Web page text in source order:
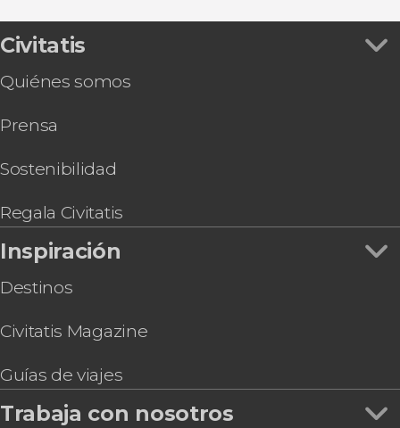
Tours gastronómicos en Dublín
Autobús turístico en Dublín
Tour por la Catedral de San Patricio y la
Biblioteca Marsh
Senderismo por la península de Howth
Entrada a la Catedral de Christ Church
Go City: Dublin All-Inclusive Pass
Tour por el Museo Irlandés del Rock ‘n’ Roll
Civitatis
Quiénes somos
Prensa
Sostenibilidad
Regala Civitatis
Inspiración
Destinos
Civitatis Magazine
Guías de viajes
Trabaja con nosotros